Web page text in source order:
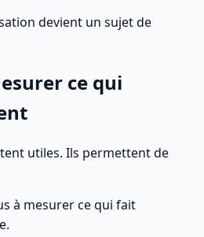
devient un sujet de
ce qui
utiles. Ils permettent de
à mesurer ce qui fait